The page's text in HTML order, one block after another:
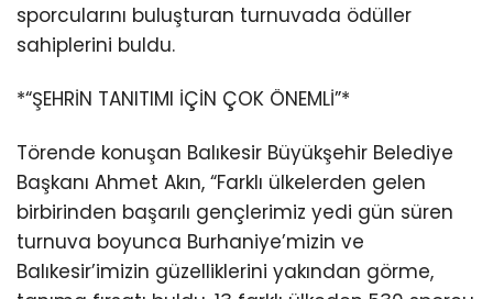
sporcularını buluşturan turnuvada ödüller
sahiplerini buldu.
*“ŞEHRİN TANITIMI İÇİN ÇOK ÖNEMLİ”*
Törende konuşan Balıkesir Büyükşehir Belediye
Başkanı Ahmet Akın, “Farklı ülkelerden gelen
birbirinden başarılı gençlerimiz yedi gün süren
turnuva boyunca Burhaniye’mizin ve
Balıkesir’imizin güzelliklerini yakından görme,